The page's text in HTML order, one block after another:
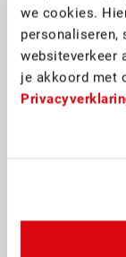
we cookies.
personaliseren,
websiteverkeer
je akkoord met
Samen
waar